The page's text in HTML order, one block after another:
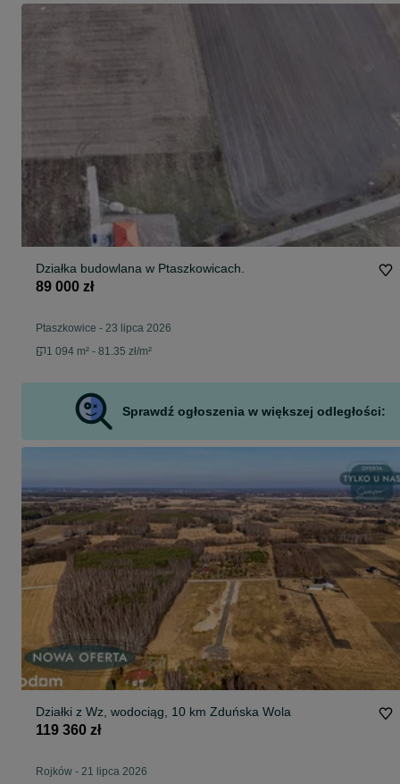
Działka budowlana w Ptaszkowicach.
89 000 zł
Ptaszkowice - 23 lipca 2026
1 094 m² - 81.35 zł/m²
Sprawdź ogłoszenia w większej odległości:
Działki z Wz, wodociąg, 10 km Zduńska Wola
119 360 zł
Rojków - 21 lipca 2026